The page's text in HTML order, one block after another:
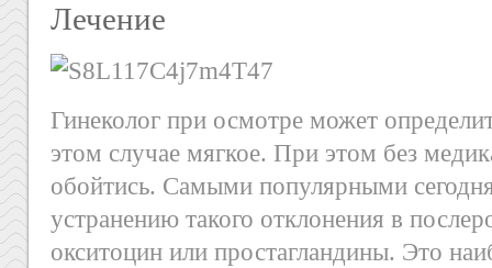
Лечение
Гинеколог при осмотре может
этом случае мягкое. При этом без
обойтись. Самыми популярными
устранению такого отклонения в
окситоцин или простагландины. Это